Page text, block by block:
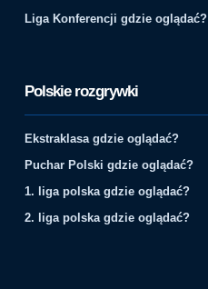
Liga Konferencji gdzie oglądać?
Polskie rozgrywki
Ekstraklasa gdzie oglądać?
Puchar Polski gdzie oglądać?
1. liga polska gdzie oglądać?
2. liga polska gdzie oglądać?